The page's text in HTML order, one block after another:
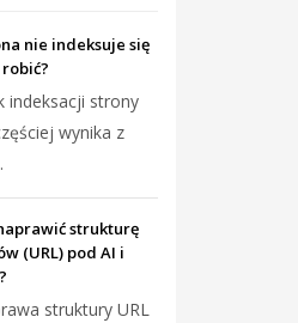
nie indeksuje się
robić?
indeksacji strony
wynika z
strukturę
(URL) pod AI i
struktury URL